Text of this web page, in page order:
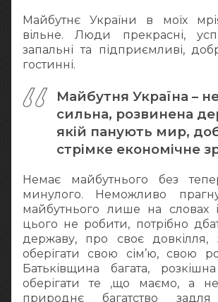
Майбутнє України в моїх
вільне. Люди прекрасні,
запальні та підприємливі,
гостинні.
Майбутня Україна –
сильна, розвинена
якій панують мир,
стрімке економічне
Немає майбутнього без
минулого. Неможливо
майбутнього лише на словах
цього не робити, потрібно
державу, про своє довкілля,
оберігати свою сім’ю, свою
Батьківщина багата,
оберігати те ,що маємо, а
природнє багатство задля